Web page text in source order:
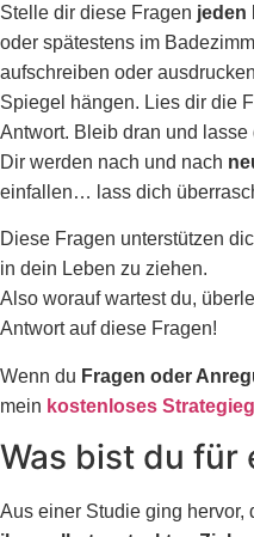
Stelle dir diese Fragen jeden
oder spätestens im
aufschreiben oder ausdrucken
Spiegel hängen. Lies dir die
Antwort. Bleib dran und
Dir werden nach und nach
einfallen… lass dich
Diese Fragen unterstützen
in dein Leben zu ziehen.
Also worauf wartest du,
Antwort auf diese Fragen!
Wenn du Fragen oder
mein kostenloses
Was bist du für
Aus einer Studie ging hervor,